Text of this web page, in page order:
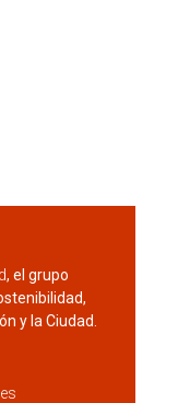
, el grupo
y la Ciudad.